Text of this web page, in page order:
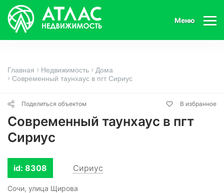
Меню
Главная Недвижимость
Дома
Современный таунхаус в пгт Сириус
Поделиться объектом В избранное
Современный таунхаус в пгт
Сириус
id: 8308 Сириус
Сочи, улица Щирова